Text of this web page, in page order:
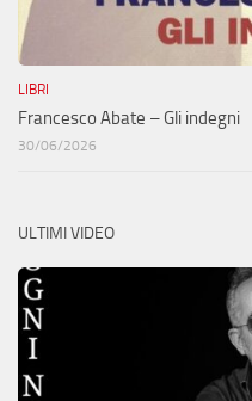
LIBRI
Francesco Abate – Gli indegni
30/06/2026
ULTIMI VIDEO